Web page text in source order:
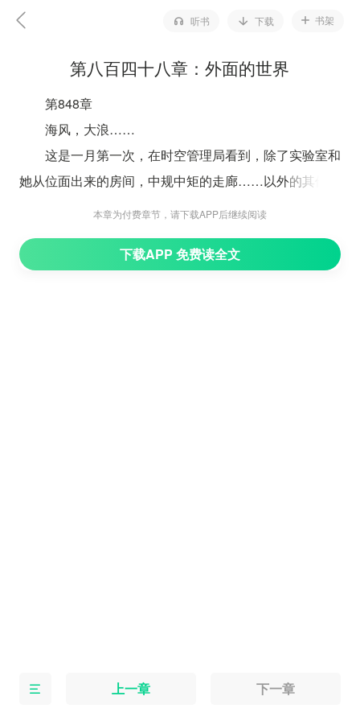
听书 下载 书架
第八百四十八章：外面的世界
第848章
海风，大浪……
这是一月第一次，在时空管理局看到，除了实验室和
她从位面出来的房间，中规中矩的走廊……以外的其他东
性机械化，如同未来星域世界一般的地方。
本章为付费章节，请下载APP后继续阅读
下载APP 免费读全文
上一章 下一章